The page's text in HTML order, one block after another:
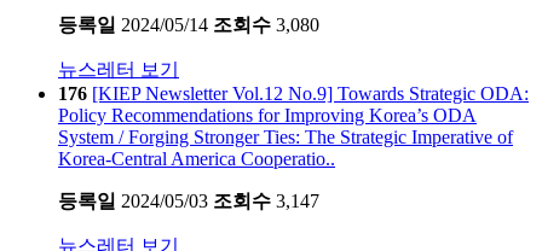
등록일 2024/05/14 조회수 3,080
뉴스레터 보기
176 [KIEP Newsletter Vol.12 No.9] Towards Strategic ODA:
Policy Recommendations for Improving Korea’s ODA
System / Forging Stronger Ties: The Strategic Imperative of
Korea-Central America Cooperatio..
등록일 2024/05/03 조회수 3,147
뉴스레터 보기